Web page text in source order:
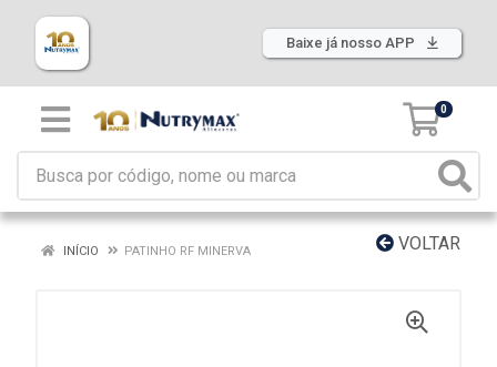
Baixe já nosso APP
0
VOLTAR
INÍCIO PATINHO RF MINERVA